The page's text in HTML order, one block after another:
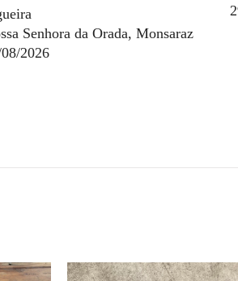
Senhora da Orada, Monsaraz
2026